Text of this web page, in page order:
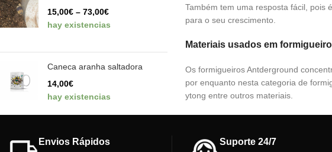
15,00€ – 73,00€
hay existencias
Caneca aranha saltadora
14,00€
hay existencias
Também tem uma resposta fácil, pois
para o seu crescimento.
Materiais usados ​​em
Os formigueiros Antderground
por enquanto nesta categoria de
ytong entre outros materiais.
Envios Rápidos Suporte 24/7